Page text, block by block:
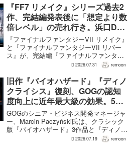
『FF7 リメイク』シリーズ過去2
作、完結編発表後に「想定より数
倍レベル」の売れ行き。浜口Dが
明かす
『ファイナルファンタジーVII リメイク』
と『ファイナルファンタジーVII リバー
ス』が、完結編『ファイナルファンタジ
ーVII リベレーション』の発表後、「我々
ると、シリーズディレクターの浜口直樹
氏がAU...
2026.07.31 remoon
旧作『バイオハザード』『ディノ
クライシス』復刻、GOGの認知
度向上に近年最大級の効果。5作
品は90％超の肯定的評価
GOGのシニア・ビジネス開発マネージャ
ー、Marcin Paczyński氏は、クラシック
版『バイオハザード』3作品と『ディノク
ライシス』2作品の復刻が、近年のGOG
2026.07.19 remoon